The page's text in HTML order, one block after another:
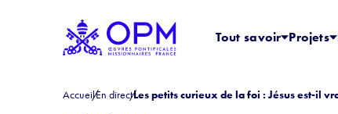
Tout savoir Projets
AccueilEn directLes petits curieux de la foi : Jésus est-il